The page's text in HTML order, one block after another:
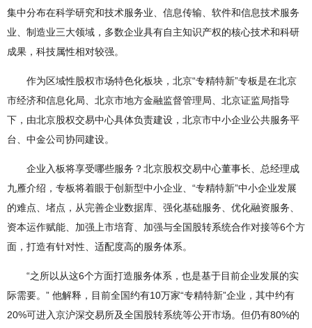
集中分布在科学研究和技术服务业、信息传输、软件和信息技术服务
业、制造业三大领域，多数企业具有自主知识产权的核心技术和科研
成果，科技属性相对较强。
作为区域性股权市场特色化板块，北京“专精特新”专板是在北京
市经济和信息化局、北京市地方金融监督管理局、北京证监局指导
下，由北京股权交易中心具体负责建设，北京市中小企业公共服务平
台、中金公司协同建设。
企业入板将享受哪些服务？北京股权交易中心董事长、总经理成
九雁介绍，专板将着眼于创新型中小企业、“专精特新”中小企业发展
的难点、堵点，从完善企业数据库、强化基础服务、优化融资服务、
资本运作赋能、加强上市培育、加强与全国股转系统合作对接等6个方
面，打造有针对性、适配度高的服务体系。
“之所以从这6个方面打造服务体系，也是基于目前企业发展的实
际需要。” 他解释，目前全国约有10万家“专精特新”企业，其中约有
20%可进入京沪深交易所及全国股转系统等公开市场。但仍有80%的